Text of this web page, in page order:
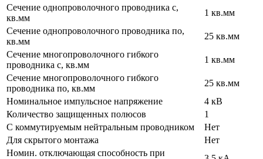
Сечение однопроволочного проводника с,
кв.мм
1 кв.мм
Сечение однопроволочного проводника по,
кв.мм
25 кв.мм
Сечение многопроволочного гибкого
проводника с, кв.мм
1 кв.мм
Сечение многопроволочного гибкого
проводника по, кв.мм
25 кв.мм
Номинальное импульсное напряжение
4 кВ
Количество защищенных полюсов
1
С коммутируемым нейтральным проводником
Нет
Для скрытого монтажа
Нет
Номин. отключающая способность при